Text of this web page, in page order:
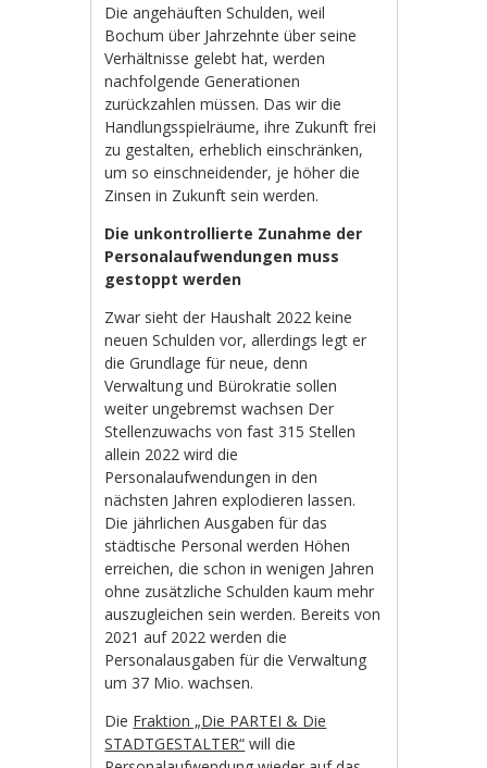
Die angehäuften Schulden, weil
Bochum über Jahrzehnte über seine
Verhältnisse gelebt hat, werden
nachfolgende Generationen
zurückzahlen müssen. Das wir die
Handlungsspielräume, ihre Zukunft frei
zu gestalten, erheblich einschränken,
um so einschneidender, je höher die
Zinsen in Zukunft sein werden.
Die unkontrollierte Zunahme der
Personalaufwendungen muss
gestoppt werden
Zwar sieht der Haushalt 2022 keine
neuen Schulden vor, allerdings legt er
die Grundlage für neue, denn
Verwaltung und Bürokratie sollen
weiter ungebremst wachsen Der
Stellenzuwachs von fast 315 Stellen
allein 2022 wird die
Personalaufwendungen in den
nächsten Jahren explodieren lassen.
Die jährlichen Ausgaben für das
städtische Personal werden Höhen
erreichen, die schon in wenigen Jahren
ohne zusätzliche Schulden kaum mehr
auszugleichen sein werden. Bereits von
2021 auf 2022 werden die
Personalausgaben für die Verwaltung
um 37 Mio. wachsen.
Die Fraktion „Die PARTEI & Die
STADTGESTALTER“ will die